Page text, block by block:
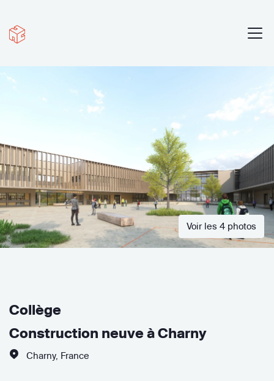
Voir les 4 photos
Collège
Construction neuve à Charny
Charny, France